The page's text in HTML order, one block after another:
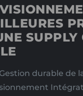
SUPPLY
durable de